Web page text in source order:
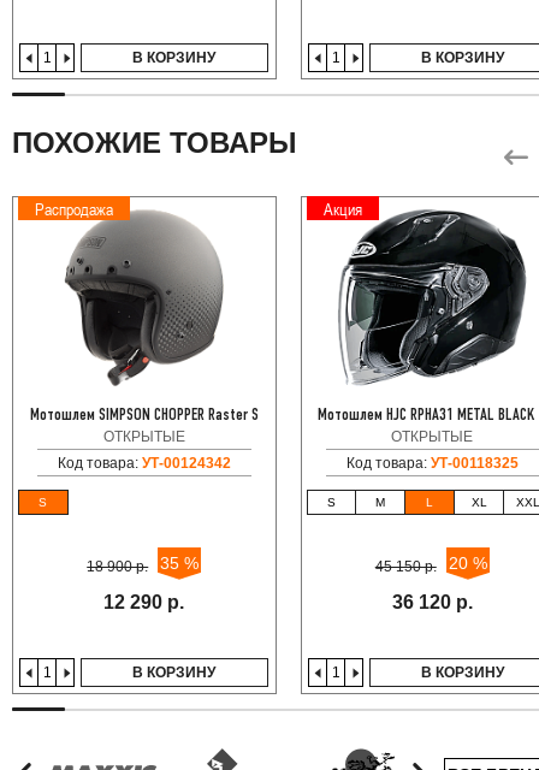
В КОРЗИНУ В КОРЗИНУ
ПОХОЖИЕ ТОВАРЫ
Распродажа
Мотошлем SIMPSON CHOPPER Raster S
ОТКРЫТЫЕ
Код товара: УТ-00124342
S
18 900 р. 35 %
12 290 р.
В КОРЗИНУ
Акция
Мотошлем HJC RPHA31 METAL BLACK
ОТКРЫТЫЕ
Код товара: УТ-00118325
S M L XL XXL
45 150 р. 20 %
36 120 р.
В КОРЗИНУ